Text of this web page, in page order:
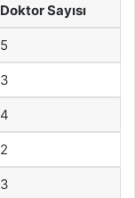
Doktor Sayısı
5
3
4
2
3